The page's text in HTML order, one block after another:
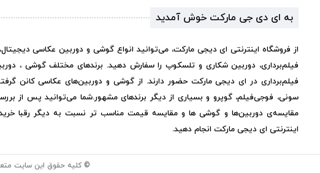
به ای دی جی مارکت خوش آمدید
از فروشگاه اینترنتی ای دیجی مارکت، می‌توانید انواع گوشی و دوربین عکاسی
فیلم‌برداری، دوربین شکاری و تلسکوپ را سفارش دهید. برندهای مختلف گوشی ،
فیلم‌برداری در ای دیجی مارکت حضور دارند. از گوشی و دوربین‌های عکاسی کانن
سونی، فوجی‌فیلم، گوپرو و بسیاری از دیگر برندهای مشهور.شما می‌توانید پس از
مقایسه‌ی دوربین‌ها و گوشی ها و مقایسه قیمت مناسب تر نسبت به دیگر رقبا خرید
اینترنتی ای دیجی مارکت انجام دهید.
© کلیه حقوق این سایت